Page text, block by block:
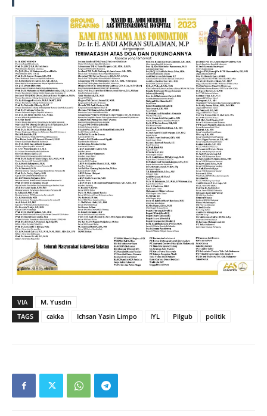
VIA
M. Yusdin
TAGS
cakka Ichsan Yasin Limpo IYL Pilgub politik